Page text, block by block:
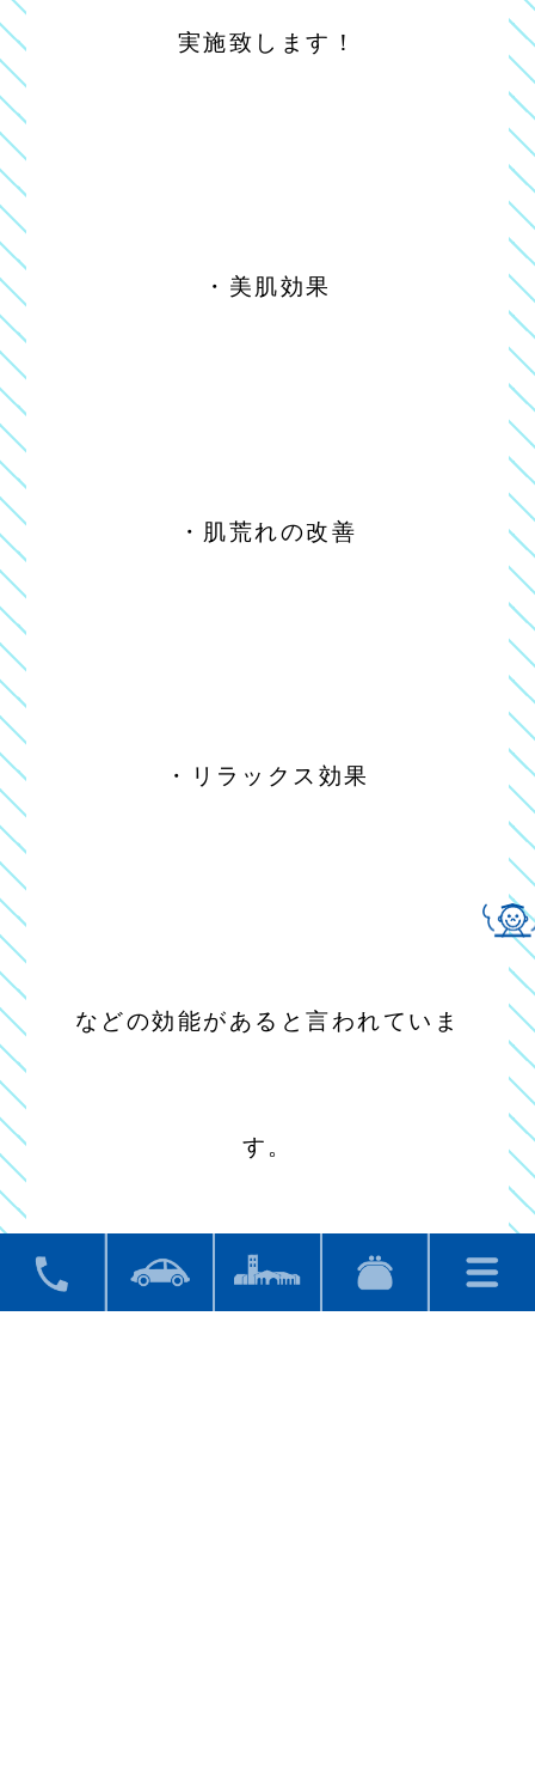
実施致します！
・美肌効果
・肌荒れの改善
・リラックス効果
などの効能があると言われていま
す。